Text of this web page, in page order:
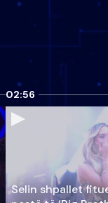
02:56
Selin shpallet